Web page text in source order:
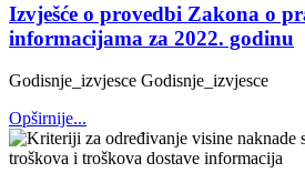
Izvješće o provedbi Zakona o
informacijama za 2022. godinu
Godisnje_izvjesce Godisnje_izvjesce
Opširnije...